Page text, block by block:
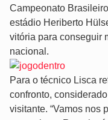
Campeonato
estádio Heriberto
vitória para conseguir
nacional.
Para o técnico Lisca
confronto,
visitante. “Vamos nos